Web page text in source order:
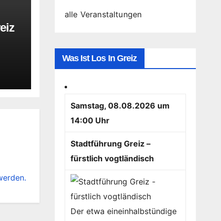
alle Veranstaltungen
Was Ist Los In Greiz
Samstag, 08.08.2026 um
14:00 Uhr
Stadtführung Greiz –
fürstlich vogtländisch
Der etwa eineinhalbstündige